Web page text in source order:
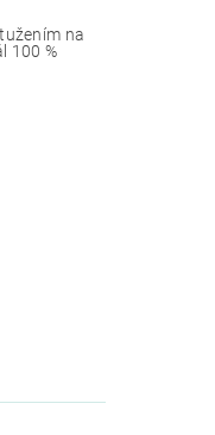
na
100 %